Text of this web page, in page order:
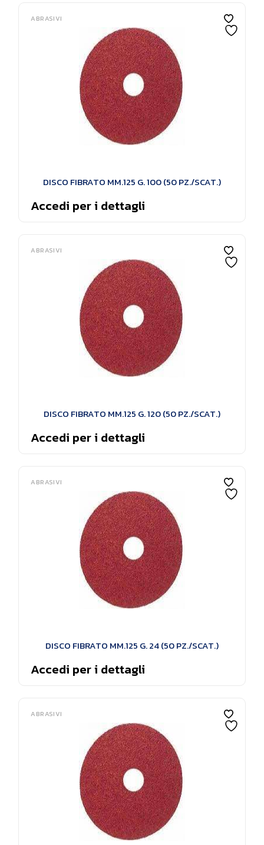
ABRASIVI
DISCO FIBRATO MM.125 G. 100 (50 PZ./SCAT.)
Accedi per i dettagli
ABRASIVI
DISCO FIBRATO MM.125 G. 120 (50 PZ./SCAT.)
Accedi per i dettagli
ABRASIVI
DISCO FIBRATO MM.125 G. 24 (50 PZ./SCAT.)
Accedi per i dettagli
ABRASIVI